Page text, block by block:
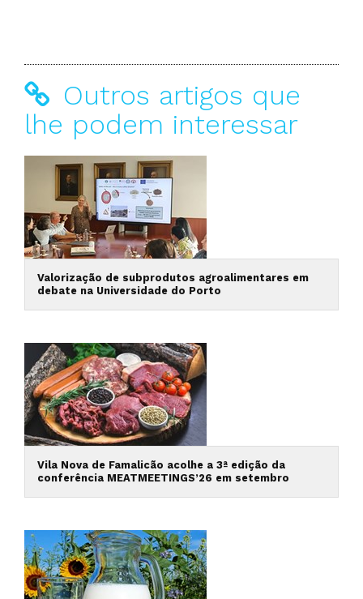
Outros artigos que
lhe podem interessar
Valorização de subprodutos agroalimentares em
debate na Universidade do Porto
Vila Nova de Famalicão acolhe a 3ª edição da
conferência MEATMEETINGS’26 em setembro